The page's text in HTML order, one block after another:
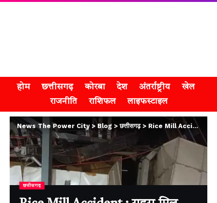
होम छत्तीसगढ़ कोरबा देश अंतर्राष्ट्रीय
खेल
राजनीति
राशिफल लाइफस्टाइल
News The Power City> Blog >छत्तीसगढ़> Rice Mill Accident : राइस मिल परिसर में मचा कोहराम, चिमनी गिरने से दो मजदूर गंभीर घायल
छत्तीसगढ़